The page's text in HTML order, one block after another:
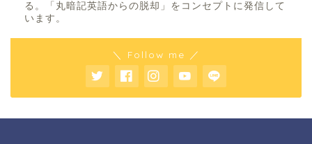
る。「丸暗記英語からの脱却」をコンセプトに発信して
います。
＼ Follow me ／